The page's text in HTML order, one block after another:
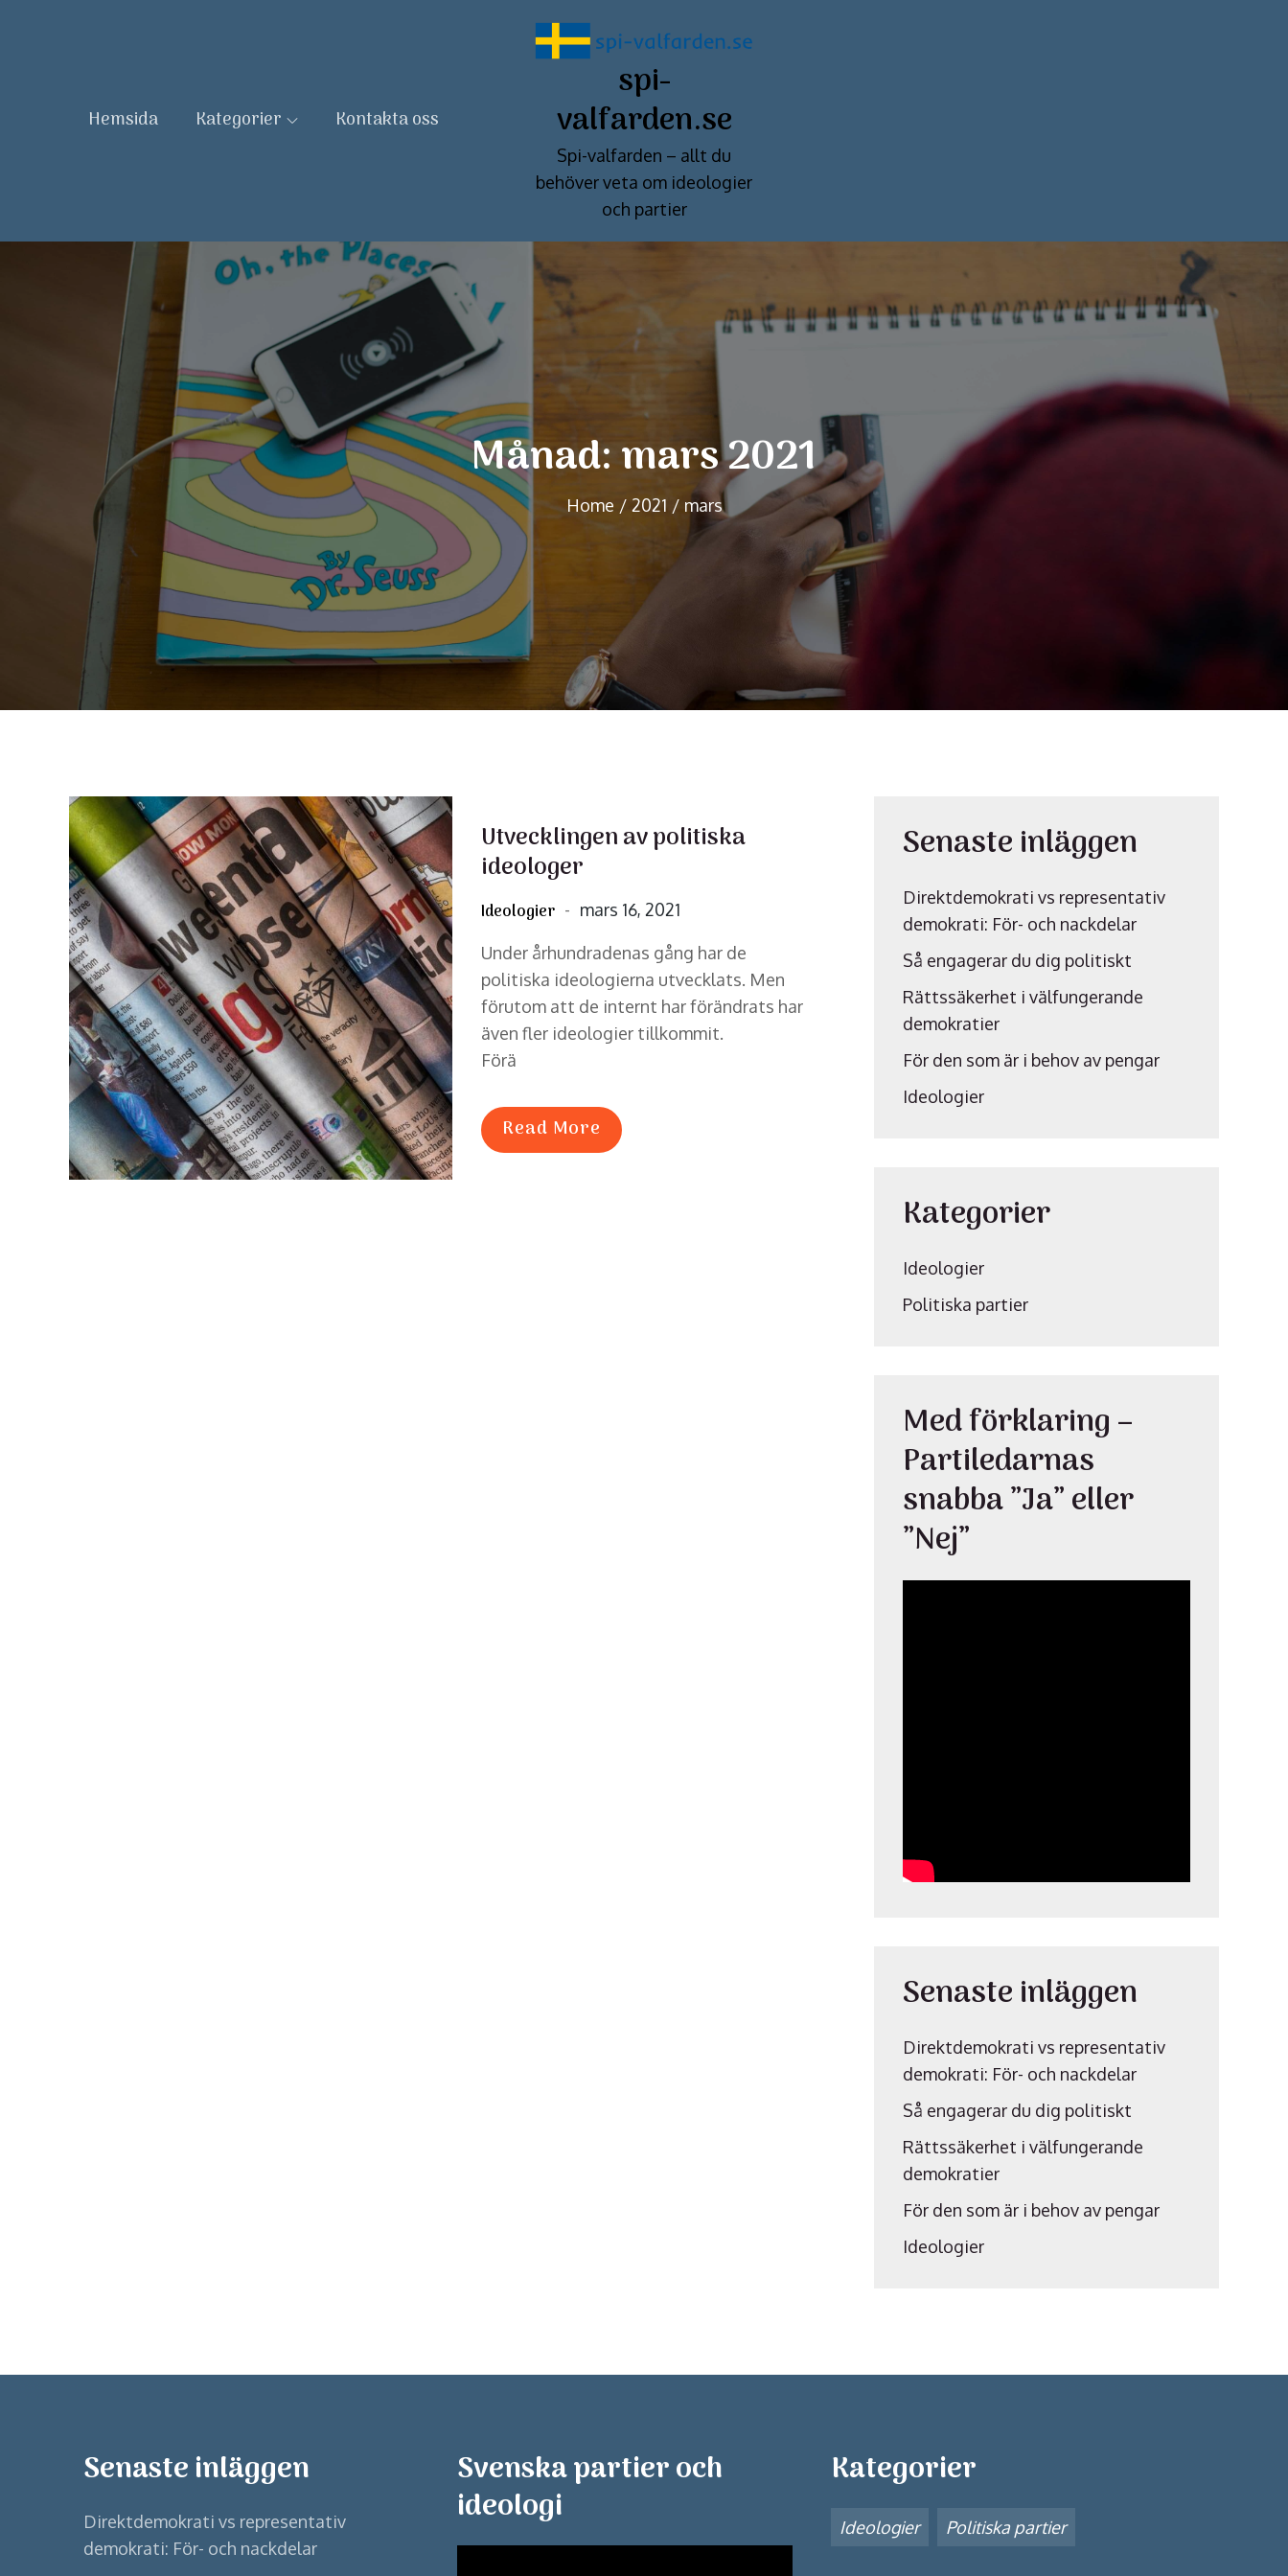
Hemsida Kategorier Kontakta oss
spi-
valfarden.se
Spi-valfarden – allt du
behöver veta om ideologier
och partier
Månad:mars 2021
Home 2021 mars
Utvecklingen av politiska
ideologer
Ideologier
Posted
mars 16, 2021
Under århundradenas gång har de
politiska ideologierna utvecklats. Men
förutom att de internt har förändrats har
även fler ideologier tillkommit.
Förä
Read More
Senaste inläggen
Direktdemokrati vs representativ
demokrati: För- och nackdelar
Så engagerar du dig politiskt
Rättssäkerhet i välfungerande
demokratier
För den som är i behov av pengar
Ideologier
Kategorier
Ideologier
Politiska partier
Med förklaring –
Partiledarnas
snabba ”Ja” eller
”Nej”
Senaste inläggen
Direktdemokrati vs representativ
demokrati: För- och nackdelar
Så engagerar du dig politiskt
Rättssäkerhet i välfungerande
demokratier
För den som är i behov av pengar
Ideologier
Senaste inläggen
Direktdemokrati vs representativ
demokrati: För- och nackdelar
Svenska partier och
ideologi
Kategorier
Ideologier Politiska partier